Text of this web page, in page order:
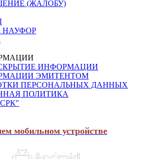
(ЖАЛОБУ)
НАУФОР
ИНФОРМАЦИИ
ЭМИТЕНТОМ
ПЕРСОНАЛЬНЫХ ДАННЫХ
ПОЛИТИКА
мобильном устройстве